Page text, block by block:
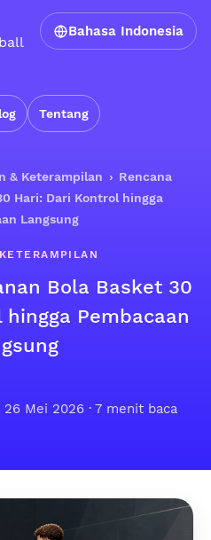
Tentang
Bahasa Indonesia
& Keterampilan › Rencana
Hari: Dari Kontrol hingga
Langsung
Bola Basket 30
Pembacaan
26 Mei 2026· 7 menit baca